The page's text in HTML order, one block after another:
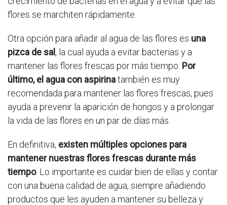
flores se marchiten rápidamente.
Otra opción para añadir al agua de las flores es una
pizca de sal, la cual ayuda a evitar bacterias y a
mantener las flores frescas por más tiempo. Por
último, el agua con aspirinatambién es muy
recomendada para mantener las flores frescas, pues
ayuda a prevenir la aparición de hongos y a prolongar
la vida de las flores en un par de días más.
En definitiva, existen múltiples opciones para
mantener nuestras flores frescas durante más
tiempo. Lo importante es cuidar bien de ellas y contar
con una buena calidad de agua, siempre añadiendo
productos que les ayuden a mantener su belleza y